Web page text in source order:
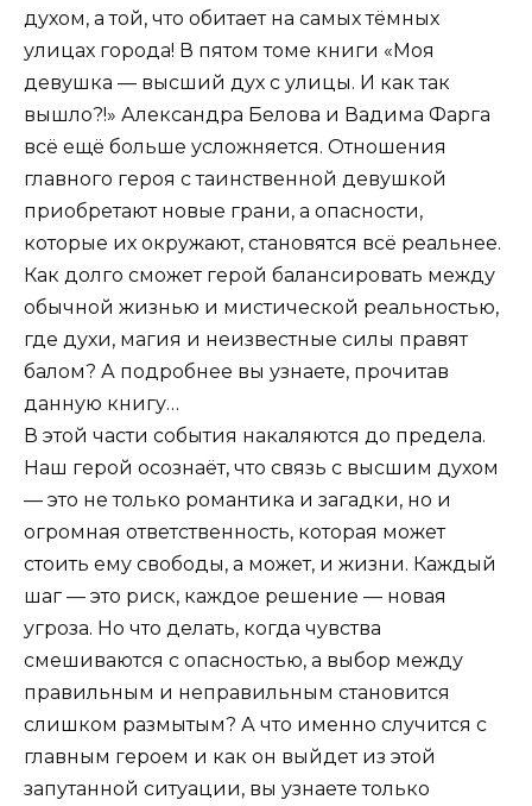
духом, а той, что обитает на самых тёмных
улицах города! В пятом томе книги «Моя
девушка — высший дух с улицы. И как так
вышло?!» Александра Белова и Вадима Фарга
всё ещё больше усложняется. Отношения
главного героя с таинственной девушкой
приобретают новые грани, а опасности,
которые их окружают, становятся всё реальнее.
Как долго сможет герой балансировать между
обычной жизнью и мистической реальностью,
где духи, магия и неизвестные силы правят
балом? А подробнее вы узнаете, прочитав
данную книгу…
В этой части события накаляются до предела.
Наш герой осознаёт, что связь с высшим духом
— это не только романтика и загадки, но и
огромная ответственность, которая может
стоить ему свободы, а может, и жизни. Каждый
шаг — это риск, каждое решение — новая
угроза. Но что делать, когда чувства
смешиваются с опасностью, а выбор между
правильным и неправильным становится
слишком размытым? А что именно случится с
главным героем и как он выйдет из этой
запутанной ситуации, вы узнаете только